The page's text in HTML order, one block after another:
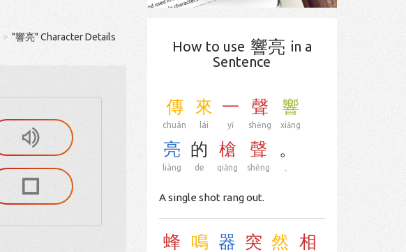
"響亮" Character Details
How to use 響亮 in a
Sentence
傳
chuán
來
lái
一
yī
聲
shēng
響
xiǎng
亮
liàng
的
de
槍
qiāng
聲
shēng
。
A single shot rang out.
蜂 鳴 器 突 然 相